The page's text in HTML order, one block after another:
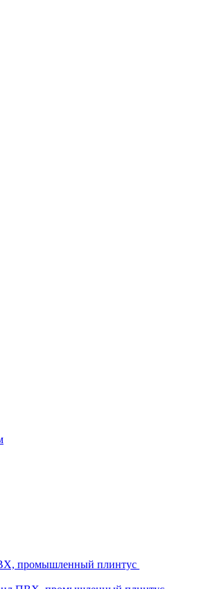
промышленный плинтус